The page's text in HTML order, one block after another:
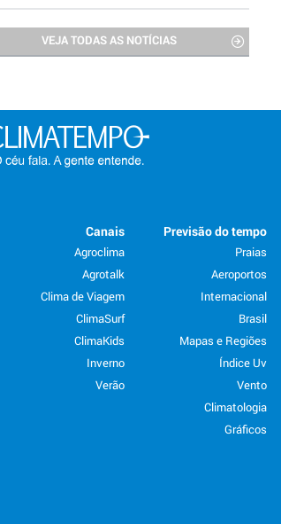
VEJA TODAS AS NOTÍCIAS
Previsão do tempo
Praias
Aeroportos
Internacional
Brasil
Mapas e Regiões
Índice Uv
Vento
Climatologia
Gráficos
Canais
Agroclima
Agrotalk
Clima de Viagem
ClimaSurf
ClimaKids
Inverno
Verão